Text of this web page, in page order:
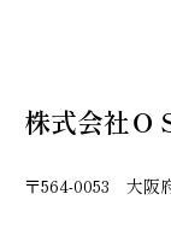
株式会社Ｏ
〒564-0053 大阪